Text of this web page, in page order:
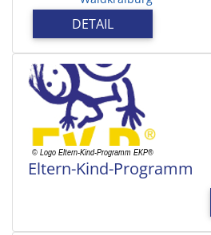
DETAIL
Eltern-Kind-Programm